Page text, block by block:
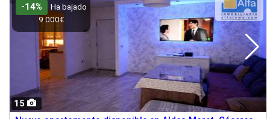
15
-14%
Ha bajado
9.000€